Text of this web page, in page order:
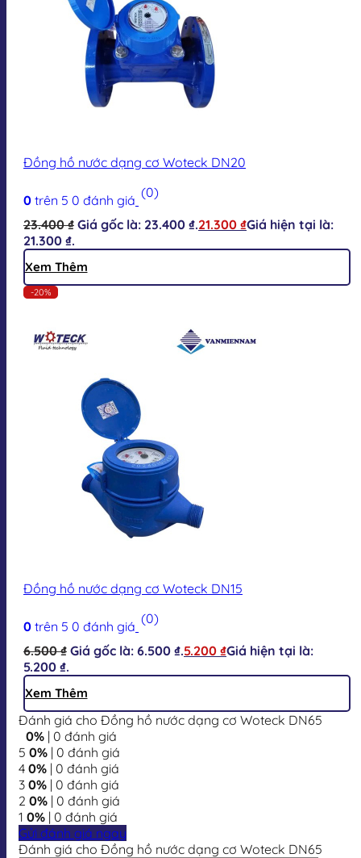
Đồng hồ nước dạng cơ Woteck DN20
0 trên 5 0 đánh giá (0)
23.400₫ Giá gốc là: 23.400 ₫.21.300 ₫Giá hiện tại là:
21.300 ₫.
Xem Thêm
-20%
Đồng hồ nước dạng cơ Woteck DN15
0 trên 5 0 đánh giá (0)
6.500₫ Giá gốc là: 6.500 ₫.5.200 ₫Giá hiện tại là:
5.200 ₫.
Xem Thêm
Đánh giá cho Đồng hồ nước dạng cơ Woteck DN65
0% | 0 đánh giá
5 0% | 0 đánh giá
4 0% | 0 đánh giá
3 0% | 0 đánh giá
2 0% | 0 đánh giá
1 0% | 0 đánh giá
Gửi đánh giá ngay
Đánh giá cho Đồng hồ nước dạng cơ Woteck DN65